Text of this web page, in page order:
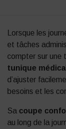
Lorsque les
et tâches
compter sur une
tunique
d’ajuster
besoins et les
Sa coupe
au long de la